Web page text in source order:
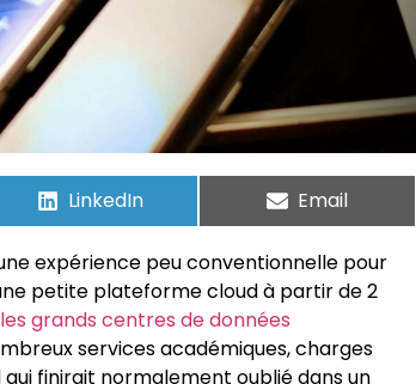
LinkedIn Email
expérience peu conventionnelle pour
petite plateforme cloud à partir de 2
les grands centres de données
services académiques, charges
finirait normalement oublié dans un